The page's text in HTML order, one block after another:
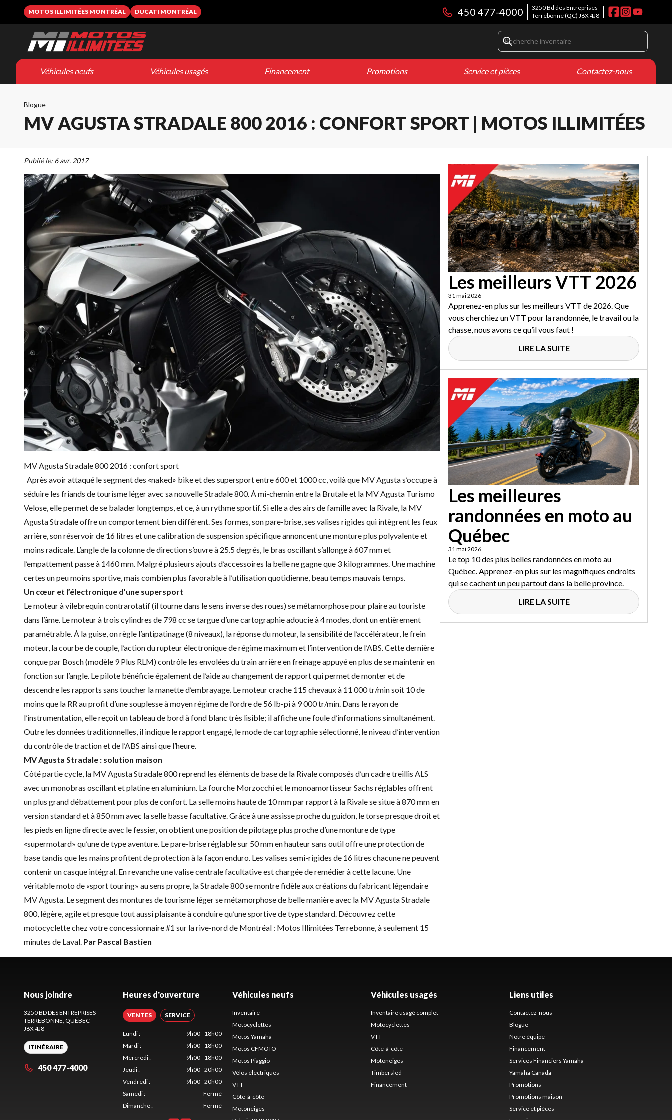
MOTOS ILLIMITÉES MONTRÉAL DUCATI MONTRÉAL
3250 Bd des Entreprises
Terrebonne(QC) J6X 4J8
450 477-4000
Véhicules neufs Véhicules usagés Financement Promotions Service et pièces Contactez-nous
Blogue
MV AGUSTA STRADALE 800 2016 : CONFORT SPORT | MOTOS ILLIMITÉES
Publié le: 6 avr. 2017
MV Agusta Stradale 800 2016 : confort sport
Après avoir attaqué le segment des «naked» bike et des supersport entre 600 et 1000 cc, voilà que MV Agusta s’occupe à
séduire les friands de tourisme léger avec sa nouvelle Stradale 800. À mi-chemin entre la Brutale et la MV Agusta Turismo
Velose , elle permet de se balader longtemps, et ce, à un rythme sportif. Si elle a des airs de famille avec la Rivale, la MV
Agusta Stradale offre un comportement bien différent. Ses formes, son pare-brise, ses valises rigides qui intègrent les feux
arrière, son réservoir de 16 litres et une calibration de suspension spécifique annoncent une monture plus polyvalente et
moins radicale. L’angle de la colonne de direction s’ouvre à 25.5 degrés, le bras oscillant s’allonge à 607 mm et
l’empattement passe à 1460 mm. Malgré plusieurs ajouts d’accessoires la belle ne gagne que 3 kilogrammes. Une machine
certes un peu moins sportive, mais combien plus favorable à l’utilisation quotidienne, beau temps mauvais temps.
Un cœur et l’électronique d’une supersport
Le moteur à vilebrequin contrarotatif (il tourne dans le sens inverse des roues) se métamorphose pour plaire au touriste
dans l’âme. Le moteur à trois cylindres de 798 cc se targue d’une cartographie adoucie à 4 modes, dont un entièrement
paramétrable. À la guise, on règle l’antipatinage (8 niveaux), la réponse du moteur, la sensibilité de l’accélérateur, le frein
moteur, la courbe de couple, l’action du rupteur électronique de régime maximum et l’intervention de l’ABS. Cette dernière
conçue par Bosch (modèle 9 Plus RLM) contrôle les envolées du train arrière en freinage appuyé en plus de se maintenir en
fonction sur l’angle. Le pilote bénéficie également de l’aide au changement de rapport qui permet de monter et de
descendre les rapports sans toucher la manette d’embrayage. Le moteur crache 115 chevaux à 11 000 tr/min soit 10 de
moins que la RR au profit d’une souplesse à moyen régime de l’ordre de 56 lb-pi à 9 000 tr/min. Dans le rayon de
l’instrumentation, elle reçoit un tableau de bord à fond blanc très lisible; il affiche une foule d’informations simultanément.
Outre les données traditionnelles, il indique le rapport engagé, le mode de cartographie sélectionné, le niveau d’intervention
du contrôle de traction et de l’ABS ainsi que l’heure.
MV Agusta Stradale : solution maison
Côté partie cycle, la MV Agusta Stradale 800 reprend les éléments de base de la Rivale composés d’un cadre treillis ALS
avec un monobras oscillant et platine en aluminium. La fourche Morzocchi et le monoamortisseur Sachs réglables offrent
un plus grand débattement pour plus de confort. La selle moins haute de 10 mm par rapport à la Rivale se situe à 870 mm en
version standard et à 850 mm avec la selle basse facultative. Grâce à une assisse proche du guidon, le torse presque droit et
les pieds en ligne directe avec le fessier, on obtient une position de pilotage plus proche d’une monture de type
«supermotard» qu’une de type aventure. Le pare-brise réglable sur 50 mm en hauteur sans outil offre une protection de
base tandis que les mains profitent de protection à la façon enduro. Les valises semi-rigides de 16 litres chacune ne peuvent
contenir un casque intégral. En revanche une valise centrale facultative est chargée de remédier à cette lacune. Une
véritable moto de «sport touring» au sens propre, la Stradale 800 se montre fidèle aux créations du fabricant légendaire
MV Agusta. Le segment des montures de tourisme léger se métamorphose de belle manière avec la MV Agusta Stradale
800, légère, agile et presque tout aussi plaisante à conduire qu’une sportive de type standard. Découvrez cette
motocyclette chez votre concessionnaire #1 sur la rive-nord de Montréal : Motos Illimitées Terrebonne, à seulement 15
minutes de Laval. Par Pascal Bastien
Les meilleurs VTT 2026
31 mai 2026
Apprenez-en plus sur les meilleurs VTT de 2026. Que
vous cherchiez un VTT pour la randonnée, le travail ou la
chasse, nous avons ce qu’il vous faut !
LIRE LA SUITE
Les meilleures
randonnées en moto au
Québec
31 mai 2026
Le top 10 des plus belles randonnées en moto au
Québec. Apprenez-en plus sur les magnifiques endroits
qui se cachent un peu partout dans la belle province.
LIRE LA SUITE
Nous joindre
3250 BD DES ENTREPRISES
TERREBONNE , QUÉBEC
J6X 4J8
ITINÉRAIRE
450 477-4000
Heures d'ouverture
VENTES SERVICE
Lundi:
9h00 - 18h00
Mardi:
9h00 - 18h00
Mercredi:
9h00 - 18h00
Jeudi:
9h00 - 20h00
Vendredi:
9h00 - 20h00
Samedi:
Fermé
Dimanche: Fermé
Véhicules neufs
Inventaire
Motocyclettes
Motos Yamaha
Motos CFMOTO
Motos Piaggio
Vélos électriques
VTT
Côte-à-côte
Motoneiges
Véhicules usagés
Inventaire usagé complet
Motocyclettes
VTT
Côte-à-côte
Motoneiges
Timbersled
Financement
Liens utiles
Contactez-nous
Blogue
Notre équipe
Financement
Services Financiers Yamaha
Yamaha Canada
Promotions
Promotions maison
Service et pièces